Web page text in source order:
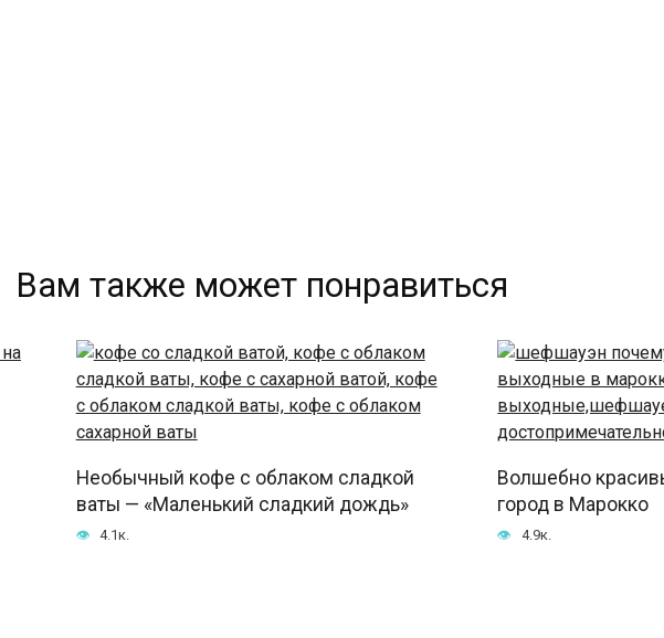
Вам также может понравиться
Необычный кофе с облаком сладкой
ваты — «Маленький сладкий дождь»
4.1к.
Волшебно
город в Марокко
4.9к.